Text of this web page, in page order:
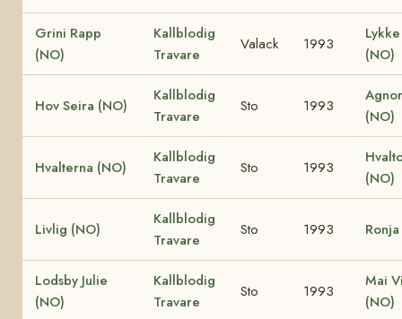
Grini Rapp
(NO)
Kallblodig
Travare
Valack 1993
(NO)
Hov Seira (NO)
Kallblodig
Travare
Sto 1993
(NO)
Hvalterna (NO)
Kallblodig
Travare
Sto 1993
(NO)
Livlig (NO)
Kallblodig
Travare
Sto 1993
Lodsby Julie
(NO)
Kallblodig
Travare
Sto 1993
Mai
(NO)